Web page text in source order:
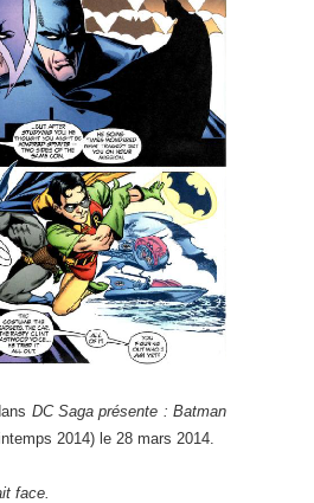
DC Saga présente : Batman
2014) le 28 mars 2014.
face.